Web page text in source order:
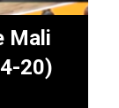
Mali
20)